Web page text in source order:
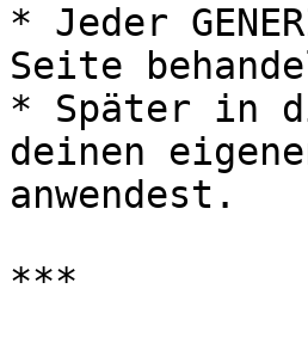
* Jeder
Seite
* Später in
deinen
anwendest.
***